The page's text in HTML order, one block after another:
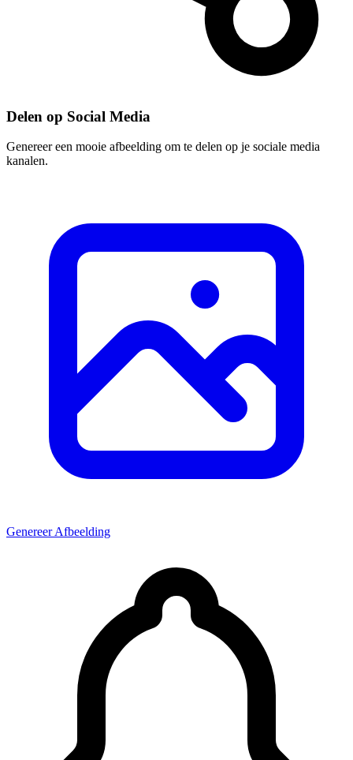
Delen op Social Media
Genereer een mooie afbeelding om te delen op je sociale media
kanalen.
Genereer Afbeelding